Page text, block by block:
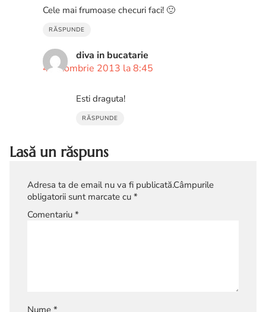
Cele mai frumoase checuri faci! 🙂
RĂSPUNDE
diva in bucatarie
4 octombrie 2013 la 8:45
Esti draguta!
RĂSPUNDE
Lasă un răspuns
Adresa ta de email nu va fi publicată.Câmpurile
obligatorii sunt marcate cu *
Comentariu *
Nume *